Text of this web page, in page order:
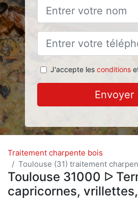
J'accepte les conditions
Envoyer
Traitement charpente bois
Toulouse (31) traitement
Toulouse 31000 ᐅ
capricornes,